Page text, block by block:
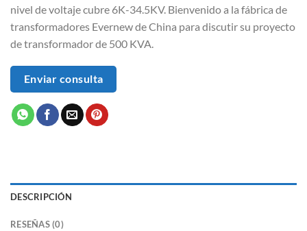
nivel de voltaje cubre 6K-34.5KV. Bienvenido a la fábrica de
transformadores Evernew de China para discutir su proyecto
de transformador de 500 KVA.
Enviar consulta
DESCRIPCIÓN
RESEÑAS (0)